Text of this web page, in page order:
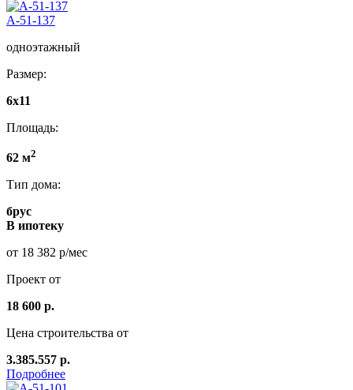
А-51-137
одноэтажный
Размер:
6х11
Площадь:
62 м2
Тип дома:
брус
В ипотеку
от 18 382 р/мес
Проект от
18 600 р.
Цена строительства от
3.385.557 р.
Подробнее